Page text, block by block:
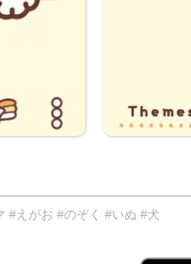
#えがお #のぞく #いぬ #犬